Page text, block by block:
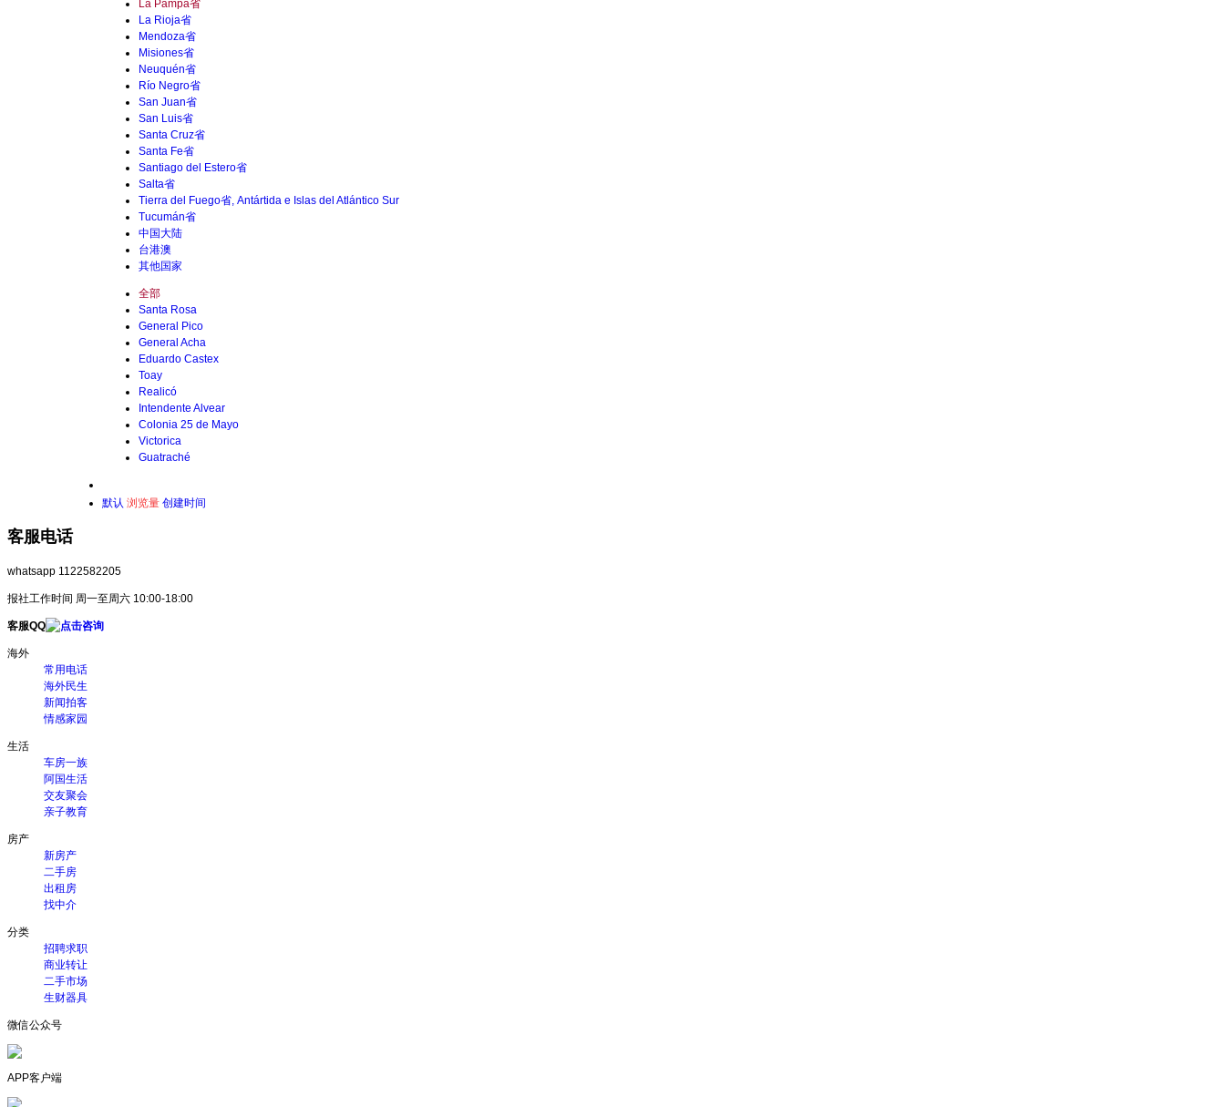
La Pampa省
La Rioja省
Mendoza省
Misiones省
Neuquén省
Río Negro省
San Juan省
San Luis省
Santa Cruz省
Santa Fe省
Santiago del Estero省
Salta省
Tierra del Fuego省, Antártida e Islas del Atlántico Sur
Tucumán省
中国大陆
台港澳
其他国家
全部
Santa Rosa
General Pico
General Acha
Eduardo Castex
Toay
Realicó
Intendente Alvear
Colonia 25 de Mayo
Victorica
Guatraché
默认 浏览量 创建时间
客服电话
whatsapp 1122582205
报社工作时间 周一至周六 10:00-18:00
客服QQ
海外
常用电话
海外民生
新闻拍客
情感家园
生活
车房一族
阿国生活
交友聚会
亲子教育
房产
新房产
二手房
出租房
找中介
分类
招聘求职
商业转让
二手市场
生财器具
微信公众号
APP客户端